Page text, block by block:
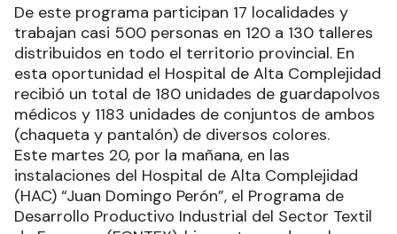
De este programa participan 17 localidades y
trabajan casi 500 personas en 120 a 130 talleres
distribuidos en todo el territorio provincial. En
esta oportunidad el Hospital de Alta Complejidad
recibió un total de 180 unidades de guardapolvos
médicos y 1183 unidades de conjuntos de ambos
(chaqueta y pantalón) de diversos colores.
Este martes 20, por la mañana, en las
instalaciones del Hospital de Alta Complejidad
(HAC) “Juan Domingo Perón”, el Programa de
Desarrollo Productivo Industrial del Sector Textil